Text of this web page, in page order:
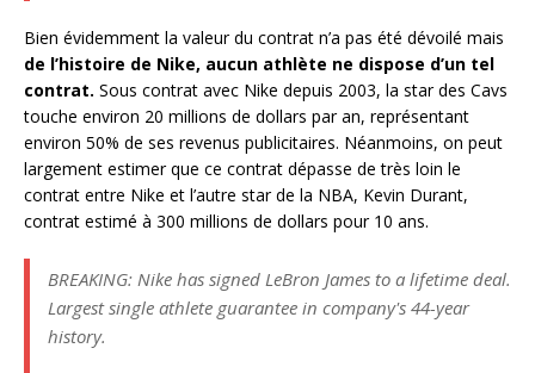
Bien évidemment la valeur du contrat n’a pas été dévoilé mais
de l’histoire de Nike, aucun athlète ne dispose d’un tel
contrat. Sous contrat avec Nike depuis 2003, la star des Cavs
touche environ 20 millions de dollars par an, représentant
environ 50% de ses revenus publicitaires. Néanmoins, on peut
largement estimer que ce contrat dépasse de très loin le
contrat entre Nike et l’autre star de la NBA, Kevin Durant,
contrat estimé à 300 millions de dollars pour 10 ans.
BREAKING: Nike has signed LeBron James to a lifetime deal.
Largest single athlete guarantee in company's 44-year
history.